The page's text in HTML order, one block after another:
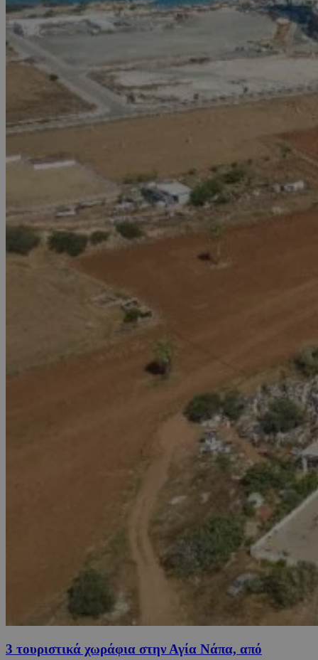
3 τουριστικά χωράφια στην Αγία Νάπα, από